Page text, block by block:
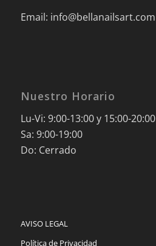
Email: info@bellanailsart.com
Nuestro Horario
Lu-Vi: 9:00-13:00 y 15:00-20:00
Sa: 9:00-19:00
Do: Cerrado
AVISO LEGAL
Política de Privacidad